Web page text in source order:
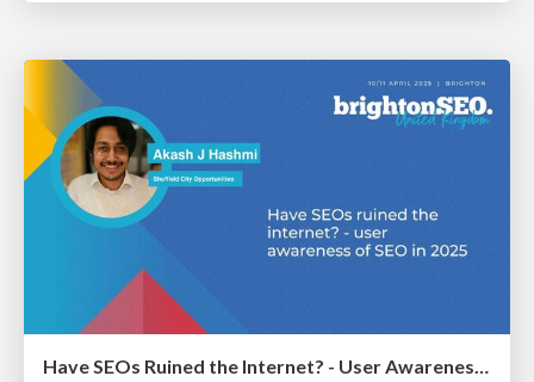
Have SEOs Ruined the Internet? - User Awareness of SEO in 2025